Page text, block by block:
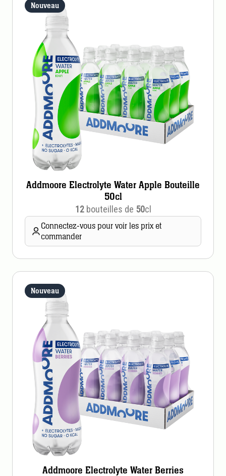
Addmoore Electrolyte Water Apple Bouteille
50cl
12bouteilles de 50cl
Connectez-vous pour voir les prix et
commander
Nouveau
Addmoore Electrolyte Water Berries
Nouveau